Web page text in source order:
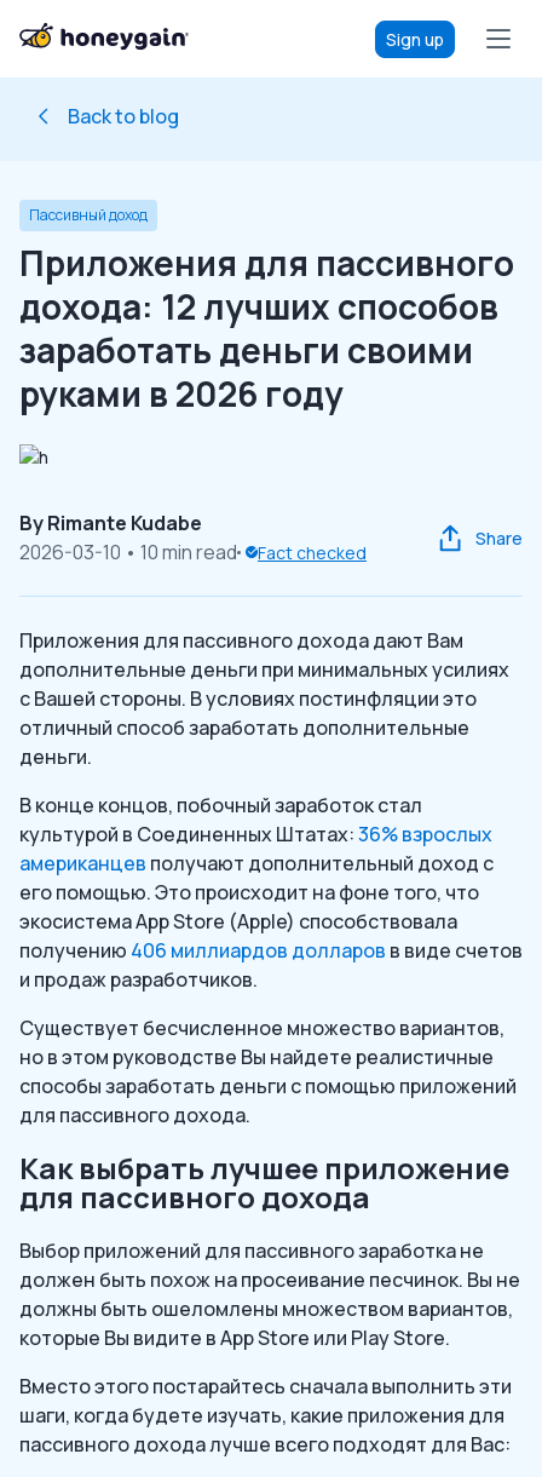
Sign up
Back to blog
Пассивный доход
Приложения для пассивного
дохода: 12 лучших способов
заработать деньги своими
руками в 2026 году
ByRimante Kudabe
2026-03-10 • 10 min read Fact checked
Share
Приложения для пассивного дохода дают Вам
дополнительные деньги при минимальных усилиях
с Вашей стороны. В условиях постинфляции это
отличный способ заработать дополнительные
деньги.
В конце концов, побочный заработок стал
культурой в Соединенных Штатах:36% взрослых
американцев получают дополнительный доход с
его помощью. Это происходит на фоне того, что
экосистема App Store (Apple) способствовала
получению 406 миллиардов долларов в виде счетов
и продаж разработчиков.
Существует бесчисленное множество вариантов,
но в этом руководстве Вы найдете реалистичные
способы заработать деньги с помощью приложений
для пассивного дохода.
Как выбрать лучшее приложение
для пассивного дохода
Выбор приложений для пассивного заработка не
должен быть похож на просеивание песчинок. Вы не
должны быть ошеломлены множеством вариантов,
которые Вы видите в App Store или Play Store.
Вместо этого постарайтесь сначала выполнить эти
шаги, когда будете изучать, какие приложения для
пассивного дохода лучше всего подходят для Вас: